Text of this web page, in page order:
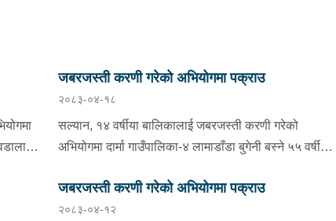
जबरजस्ती करणी गरेको अभियोगमा पक्राउ
२०८३-०४-१८
सल्यान, १४ वर्षीया बालिकालाई जबरजस्ती करणी गरेको
अभियोगमा दार्मा गाउँपालिका-४ लामाडाँडा बुगेनी बस्ने ५५ वर्षीय
। रूद्रले ती बालिकालाई जबरजस्ती करणी गरेको भन्ने उजुरीको
आधारमा इलाका प्रहरी कार्यालय दार्माबाट खटिएको प्रहरीले
जबरजस्ती करणी गरेको अभियोगमा पक्राउ
२०८३-०४-१२